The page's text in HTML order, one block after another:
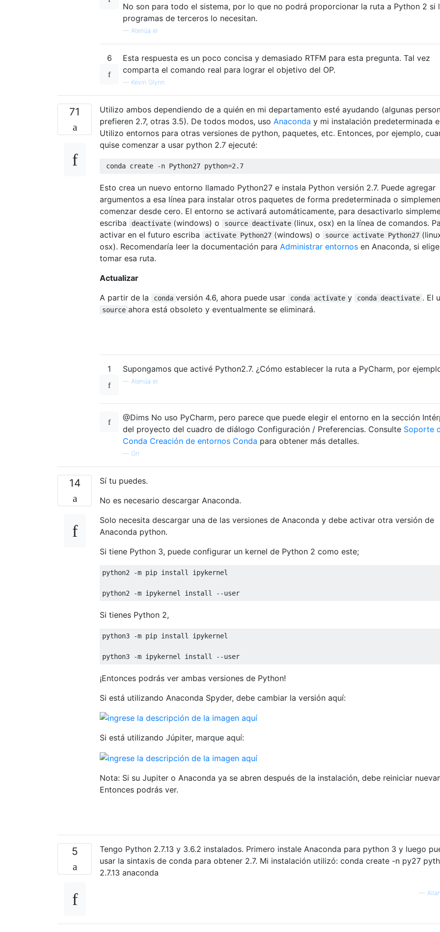
No son para todo el sistema, por lo que no podrá proporcionar la ruta a Python 2 si
programas de terceros lo necesitan.
— Atenúa el
6
Esta respuesta es un poco concisa y demasiado RTFM para esta pregunta. Tal vez
comparta el comando real para lograr el objetivo del OP.
— Kevin Glynn
71
Utilizo ambos dependiendo de a quién en mi departamento esté ayudando (algunas
prefieren 2.7, otras 3.5). De todos modos, uso Anaconda y mi instalación predeterminada
Utilizo entornos para otras versiones de python, paquetes, etc. Entonces, por ejemplo,
quise comenzar a usar python 2.7 ejecuté:
conda create -n Python27 python=2.7
Esto crea un nuevo entorno llamado Python27 e instala Python versión 2.7. Puede agregar
argumentos a esa línea para instalar otros paquetes de forma predeterminada o
comenzar desde cero. El entorno se activará automáticamente, para desactivarlo
escriba
deactivate (windows) o source deactivate (linux, osx) en la línea de comandos.
activar en el futuro escriba
activate Python27 (windows) o source activate Python27
osx). Recomendaría leer la documentación para Administrar entornos en Anaconda, si elige
tomar esa ruta.
Actualizar
A partir de la
conda versión 4.6, ahora puede usar conda activate y conda deactivate . El
source ahora está obsoleto y eventualmente se eliminará.
1 Supongamos que activé Python2.7. ¿Cómo establecer la ruta a PyCharm, por
— Atenúa el
@Dims No uso PyCharm, pero parece que puede elegir el entorno en la sección
del proyecto del cuadro de diálogo Configuración / Preferencias. Consulte Soporte
Conda Creación de entornos Conda para obtener más detalles.
— Grr
14
Sí tu puedes.
No es necesario descargar Anaconda.
Solo necesita descargar una de las versiones de Anaconda y debe activar otra versión de
Anaconda python.
Si tiene Python 3, puede configurar un kernel de Python 2 como este;
python2 -m pip install ipykernel
python2 -m ipykernel install --user
Si tienes Python 2,
python3 -m pip install ipykernel
python3 -m ipykernel install --user
¡Entonces podrás ver ambas versiones de Python!
Si está utilizando Anaconda Spyder, debe cambiar la versión aquí:
Si está utilizando Júpiter, marque aquí:
Nota: Si su Jupiter o Anaconda ya se abren después de la instalación, debe reiniciar
Entonces podrás ver.
5
Tengo Python 2.7.13 y 3.6.2 instalados. Primero instale Anaconda para python 3 y luego
usar la sintaxis de conda para obtener 2.7. Mi instalación utilizó: conda create -n py27
2.7.13 anaconda
—